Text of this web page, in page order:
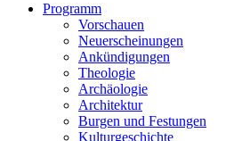
Programm
Vorschauen
Neuerscheinungen
Ankündigungen
Theologie
Archäologie
Architektur
Burgen und Festungen
Kulturgeschichte